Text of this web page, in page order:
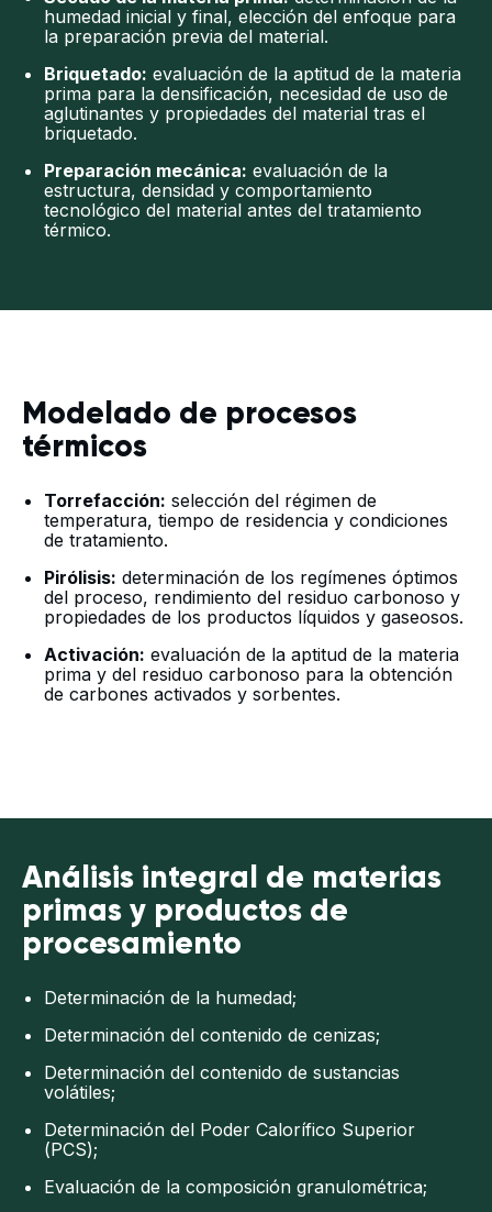
humedad inicial y final, elección del enfoque para
la preparación previa del material.
Briquetado: evaluación de la aptitud de la materia
prima para la densificación, necesidad de uso de
aglutinantes y propiedades del material tras el
briquetado.
Preparación mecánica: evaluación de la
estructura, densidad y comportamiento
tecnológico del material antes del tratamiento
térmico.
Modelado de procesos
térmicos
Torrefacción: selección del régimen de
temperatura, tiempo de residencia y condiciones
de tratamiento.
Pirólisis: determinación de los regímenes óptimos
del proceso, rendimiento del residuo carbonoso y
propiedades de los productos líquidos y gaseosos.
Activación: evaluación de la aptitud de la materia
prima y del residuo carbonoso para la obtención
de carbones activados y sorbentes.
Análisis integral de materias
primas y productos de
procesamiento
Determinación de la humedad;
Determinación del contenido de cenizas;
Determinación del contenido de sustancias
volátiles;
Determinación del Poder Calorífico Superior
(PCS);
Evaluación de la composición granulométrica;